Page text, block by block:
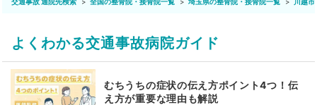
よくわかる交通事故病院ガイド
むちうちの症状の伝え方ポイント4つ！伝
え方が重要な理由も解説